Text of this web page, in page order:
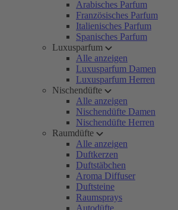
Arabisches Parfum
Französisches Parfum
Italienisches Parfum
Spanisches Parfum
Luxusparfum
Alle anzeigen
Luxusparfum Damen
Luxusparfum Herren
Nischendüfte
Alle anzeigen
Nischendüfte Damen
Nischendüfte Herren
Raumdüfte
Alle anzeigen
Duftkerzen
Duftstäbchen
Aroma Diffuser
Duftsteine
Raumsprays
Autodüfte